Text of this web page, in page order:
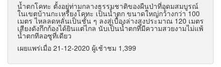
น้ำตกโคทะ ตั้งอยู่ท่ามกลางธรรมชาติของผืนป่าที่อุดมสมบูรณ์
ในเขตบ้านกะเหรี่ยงโคทะ เป็นน้ำตก ขนาดใหญ่กว้างกว่า 100
เมตร ไหลลดหลั่นเป็นชั้น ๆ ลงสู่เบื้องล่างสูงประมาณ 120 เมตร
เสียงดังกึกก้องได้ยินแต่ไกล นับเป็นน้ำตกที่มีความสวยงามไม่แพ้
น้ำตกทีลอซูที่เดียว
เผยแพร่เมื่อ 21-12-2020 ผู้เช้าชม 1,399